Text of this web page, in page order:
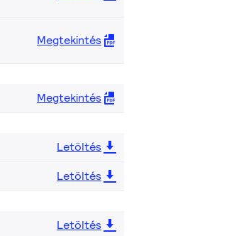
Megtekintés
Megtekintés
Letöltés
Letöltés
Letöltés